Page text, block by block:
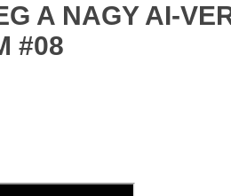
A NAGY AI-
#08